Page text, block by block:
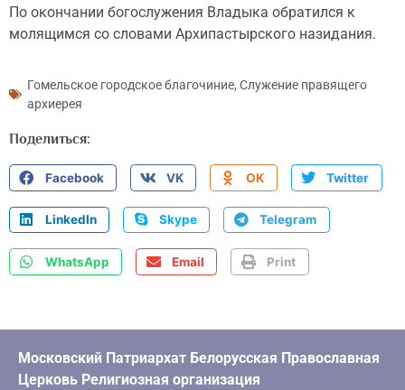
По окончании богослужения Владыка обратился к
молящимся со словами Архипастырского назидания.
Гомельское городское благочиние, Служение правящего
архиерея
Поделиться:
Facebook VK OK Twitter
LinkedIn Skype Telegram
WhatsApp Email Print
Московский Патриархат Белорусская Православная
Церковь Религиозная организация